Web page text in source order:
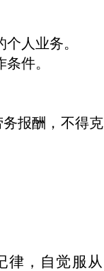
人业务。
件。
报酬，不得克
律，自觉服从